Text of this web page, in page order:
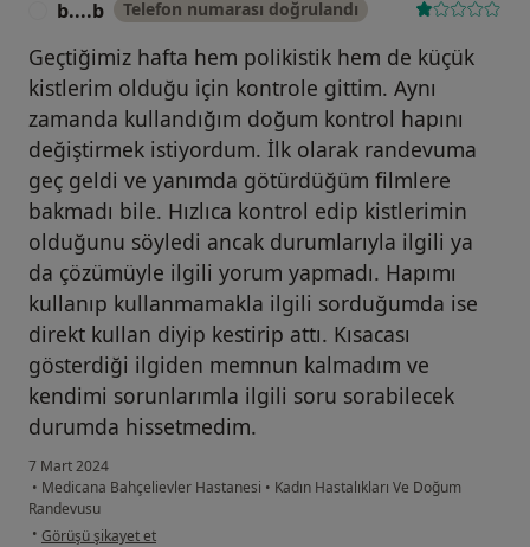
b....b Telefon numarası doğrulandı
Geçtiğimiz hafta hem polikistik hem de küçük
kistlerim olduğu için kontrole gittim. Aynı
zamanda kullandığım doğum kontrol hapını
değiştirmek istiyordum. İlk olarak randevuma
geç geldi ve yanımda götürdüğüm filmlere
bakmadı bile. Hızlıca kontrol edip kistlerimin
olduğunu söyledi ancak durumlarıyla ilgili ya
da çözümüyle ilgili yorum yapmadı. Hapımı
kullanıp kullanmamakla ilgili sorduğumda ise
direkt kullan diyip kestirip attı. Kısacası
gösterdiği ilgiden memnun kalmadım ve
kendimi sorunlarımla ilgili soru sorabilecek
durumda hissetmedim.
7 Mart 2024
• Medicana Bahçelievler Hastanesi • Kadın Hastalıkları Ve Doğum
Randevusu
• kullanıcının görüşüne göre b....b
Görüşü şikayet et